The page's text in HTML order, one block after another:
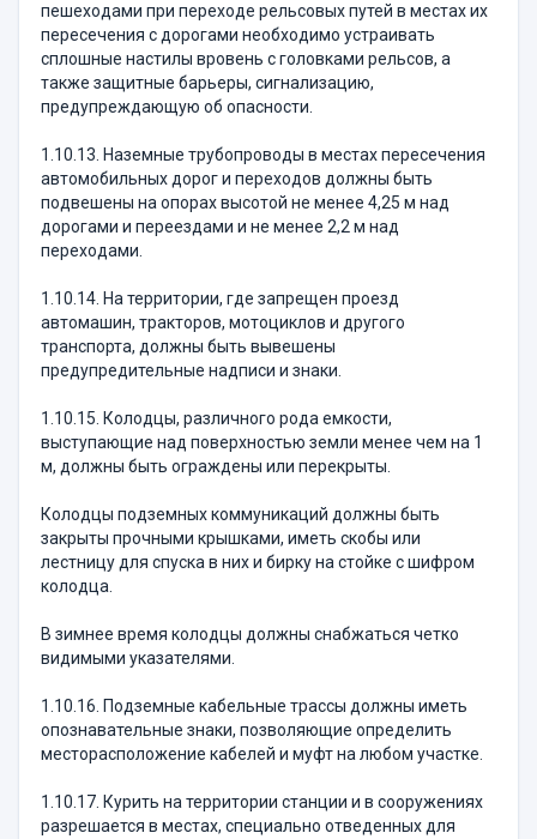
пешеходами при переходе рельсовых путей в местах их
пересечения с дорогами необходимо устраивать
сплошные настилы вровень с головками рельсов, а
также защитные барьеры, сигнализацию,
предупреждающую об опасности.
1.10.13. Наземные трубопроводы в местах пересечения
автомобильных дорог и переходов должны быть
подвешены на опорах высотой не менее 4,25 м над
дорогами и переездами и не менее 2,2 м над
переходами.
1.10.14. На территории, где запрещен проезд
автомашин, тракторов, мотоциклов и другого
транспорта, должны быть вывешены
предупредительные надписи и знаки.
1.10.15. Колодцы, различного рода емкости,
выступающие над поверхностью земли менее чем на 1
м, должны быть ограждены или перекрыты.
Колодцы подземных коммуникаций должны быть
закрыты прочными крышками, иметь скобы или
лестницу для спуска в них и бирку на стойке с шифром
колодца.
В зимнее время колодцы должны снабжаться четко
видимыми указателями.
1.10.16. Подземные кабельные трассы должны иметь
опознавательные знаки, позволяющие определить
месторасположение кабелей и муфт на любом участке.
1.10.17. Курить на территории станции и в сооружениях
разрешается в местах, специально отведенных для